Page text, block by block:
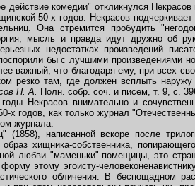
комедии" откликнулся
50-х годов. Некрасов
Она стремится пробудить
мысль и правда идут дружно об
недостатках произведений
бы с лучшими произведениями
важный, что благодаря ему, при всех
резко там, где должен всплыть
Н. А.
Полн. собр. соч. и писем, т. 9, с.
Некрасов внимательно и
х годов, как только журнал
журнала.
написанной вскоре после
хищника-собственника,
любви "маменьки"-помещицы, это
этому эгоисту-
обличения. В беспощадном